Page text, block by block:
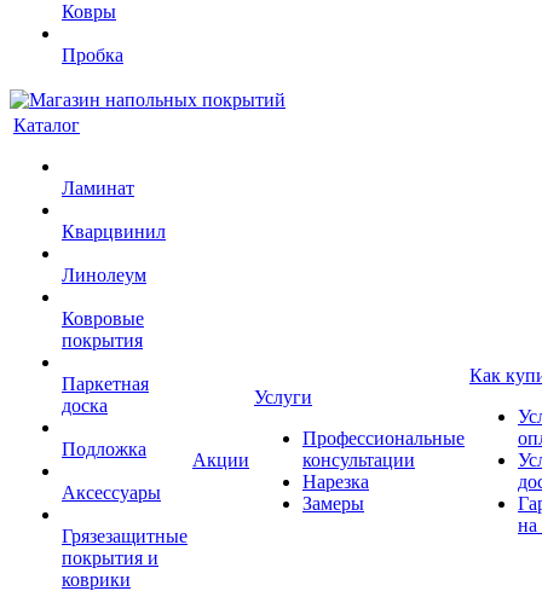
Ковры
Пробка
Каталог
Ламинат
Кварцвинил
Линолеум
Ковровые
покрытия
Паркетная
доска
Подложка
Аксессуары
Грязезащитные
покрытия и
коврики
Акции
Услуги
Профессиональные
консультации
Нарезка
Замеры
Как
на